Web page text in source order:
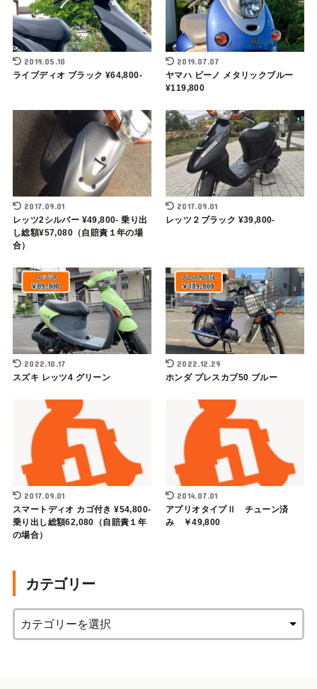
2019.05.10
ライブディオ ブラック ¥64,800-
2019.07.07
ヤマハ ビーノ メタリックブルー
¥119,800
2017.09.01
レッツ2シルバー ¥49,800- 乗り出
し総額¥57,080（自賠責１年の場
合）
2017.09.01
レッツ２ブラック ¥39,800-
2022.10.17
スズキ レッツ4 グリーン
2022.12.29
ホンダ プレスカブ50 ブルー
2017.09.01
スマートディオ カゴ付き ¥54,800-
乗り出し総額62,080（自賠責１年
の場合）
2014.07.01
アプリオタイプⅡ チューン済
み ￥49,800
カテゴリー